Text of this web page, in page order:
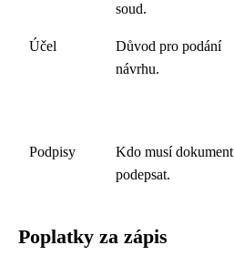
soud.
Účel
Důvod pro podání
návrhu.
Podpisy
Kdo musí dokument
podepsat.
Poplatky za zápis